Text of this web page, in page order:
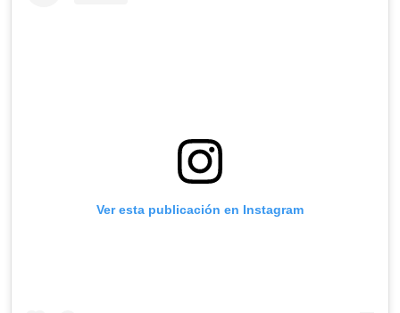
Ver esta publicación en Instagram